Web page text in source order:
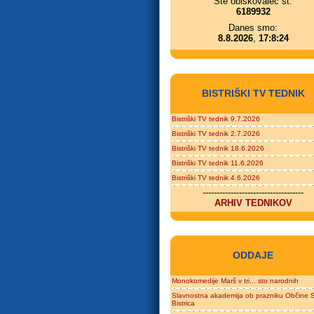
6189932
Danes smo:
8.8.2026, 17:8:24
BISTRIŠKI TV TEDNIK
Bistriški TV tednik 9.7.2026
Bistriški TV tednik 2.7.2026
Bistriški TV tednik 18.6.2026
Bistriški TV tednik 11.6.2026
Bistriški TV tednik 4.6.2026
------------------------------------
ARHIV TEDNIKOV
ODDAJE
Monokomedije Marš v tri... sto narodnih
Slavnostna akademija ob prazniku Občine
Bistrica